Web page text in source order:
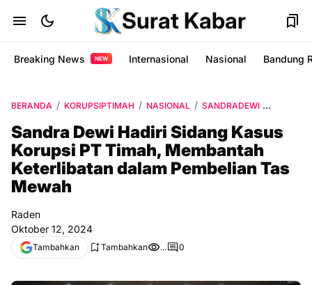
Surat Kabar
Breaking News NEW Internasional Nasional Bandung
BERANDA KORUPSIPTIMAH NASIONAL SANDRADEWI
Sandra Dewi Hadiri Sidang Kasus
Korupsi PT Timah, Membantah
Keterlibatan dalam Pembelian Tas
Mewah
Raden
Oktober 12, 2024
Tambahkan Tambahkan ... 0